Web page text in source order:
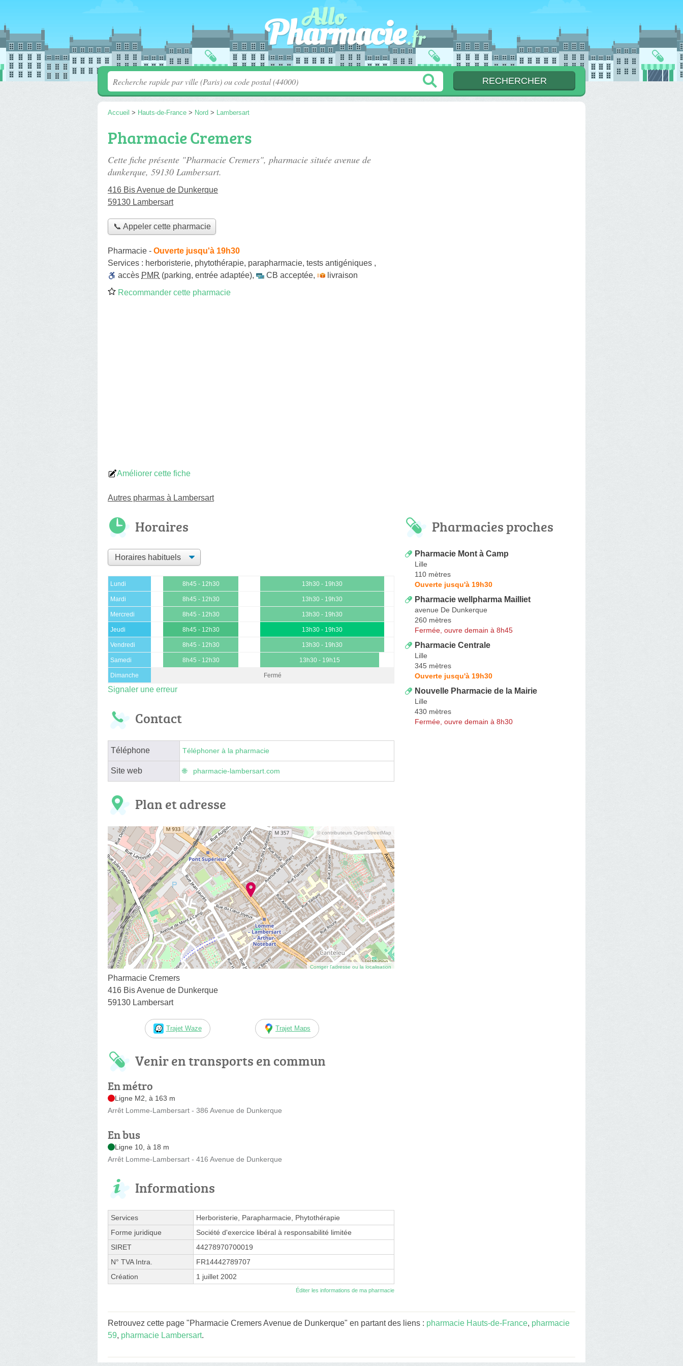
Accueil > Hauts-de-France > Nord > Lambersart
Pharmacie Cremers
Cette fiche présente "Pharmacie Cremers", pharmacie située avenue de
dunkerque, 59130 Lambersart.
416 Bis Avenue de Dunkerque
59130 Lambersart
📞 Appeler cette pharmacie
Pharmacie - Ouverte jusqu'à 19h30
Services : herboristerie, phytothérapie, parapharmacie, tests antigéniques ,
accès PMR (parking, entrée adaptée), CB acceptée,
livraison
Recommander cette pharmacie
Améliorer cette fiche
Autres pharmas à Lambersart
Horaires
Lundi 8h45 - 12h30 13h30 - 19h30
Mardi 8h45 - 12h30 13h30 - 19h30
Mercredi 8h45 - 12h30 13h30 - 19h30
Jeudi 8h45 - 12h30 13h30 - 19h30
Vendredi 8h45 - 12h30 13h30 - 19h30
Samedi 8h45 - 12h30 13h30 - 19h15
Dimanche Fermé
Signaler une erreur
Contact
Téléphone Téléphoner à la pharmacie
Site web pharmacie-lambersart.com
Plan et adresse
© contributeurs OpenStreetMap
Corriger l’adresse ou la localisation
Pharmacie Cremers
416 Bis Avenue de Dunkerque
59130 Lambersart
Trajet Waze Trajet Maps
Venir en transports en commun
En métro
Ligne M2, à 163 m
Arrêt Lomme-Lambersart - 386 Avenue de Dunkerque
En bus
Ligne 10, à 18 m
Arrêt Lomme-Lambersart - 416 Avenue de Dunkerque
Informations
Services
Herboristerie, Parapharmacie, Phytothérapie
Forme juridique
Société d'exercice libéral à responsabilité limitée
SIRET
44278970700019
N° TVA Intra.
FR14442789707
Création
1 juillet 2002
Éditer les informations de ma pharmacie
Pharmacies proches
Pharmacie Mont à Camp
Lille
110 mètres
Ouverte jusqu'à 19h30
Pharmacie wellpharma Mailliet
avenue De Dunkerque
260 mètres
Fermée, ouvre demain à 8h45
Pharmacie Centrale
Lille
345 mètres
Ouverte jusqu'à 19h30
Nouvelle Pharmacie de la Mairie
Lille
430 mètres
Fermée, ouvre demain à 8h30
Retrouvez cette page "Pharmacie Cremers Avenue de Dunkerque" en partant des liens : pharmacie Hauts-de-France, pharmacie
59, pharmacie Lambersart.